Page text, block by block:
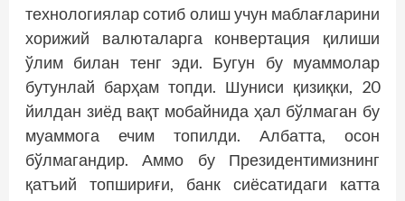
технологиялар сотиб олиш учун маблағларини
хорижий валюталарга конвертация қилиши
ўлим билан тенг эди. Бугун бу муаммолар
бутунлай барҳам топди. Шуниси қизиқки, 20
йилдан зиёд вақт мобайнида ҳал бўлмаган бу
муаммога ечим топилди. Албатта, осон
бўлмагандир. Аммо бу Президентимизнинг
қатъий топшириғи, банк сиёсатидаги катта